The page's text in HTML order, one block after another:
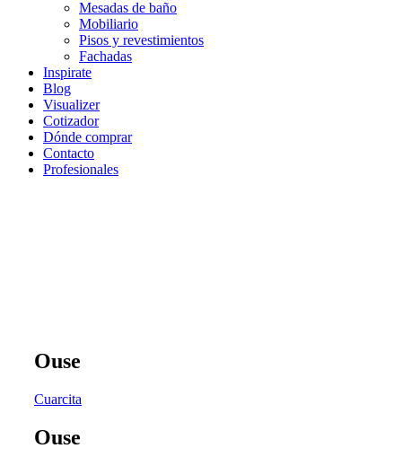
Mesadas de baño
Mobiliario
Pisos y revestimientos
Fachadas
Inspirate
Blog
Visualizer
Cotizador
Dónde comprar
Contacto
Profesionales
Ouse
Cuarcita
Ouse